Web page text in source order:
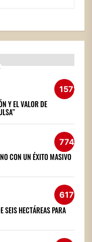
1572
Y EL VALOR DE
774
CON UN ÉXITO MASIVO
617
SEIS HECTÁREAS PARA